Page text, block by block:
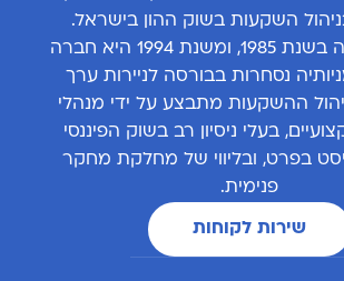
השקעות בשוק ההון בישראל.
'אנליסט' נוסדה בשנת 1985, ומשנת 1994 היא חברה
נסחרות בבורסה לניירות ערך
ההשקעות מתבצע על ידי מנהלי
בעלי ניסיון רב בשוק הפיננסי
בפרט, ובליווי של מחלקת מחקר
פנימית.
שירות לקוחות